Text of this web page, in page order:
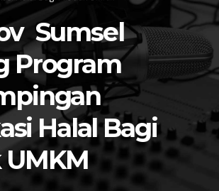
Sumsel
Program
Halal Bagi
UMKM